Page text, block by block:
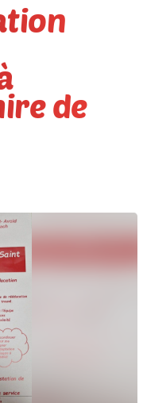
de